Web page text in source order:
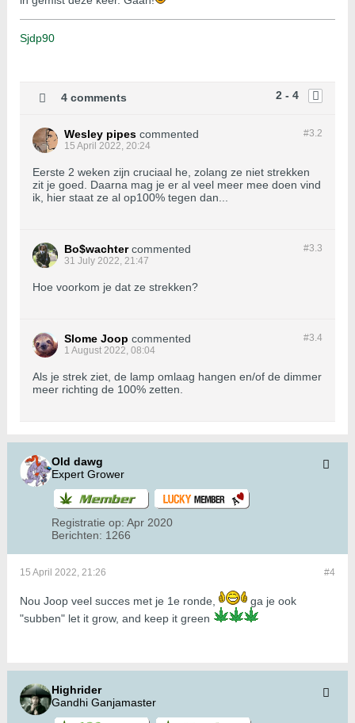
Sjdp90
2 - 4
4 comments
#3.2
Wesley pipes commented
15 April 2022, 20:24
Eerste 2 weken zijn cruciaal he, zolang ze niet strekken
zit je goed. Daarna mag je er al veel meer mee doen vind
ik, hier staat ze al op100% tegen dan...
#3.3
Bo$wachter commented
31 July 2022, 21:47
Hoe voorkom je dat ze strekken?
#3.4
Slome Joop commented
1 August 2022, 08:04
Als je strek ziet, de lamp omlaag hangen en/of de dimmer
meer richting de 100% zetten.
Old dawg
Expert Grower
Registratie op: Apr 2020
Berichten: 1266
#4
15 April 2022, 21:26
Nou Joop veel succes met je 1e ronde,
ga je ook
"subben" let it grow, and keep it green
Highrider
Gandhi Ganjamaster